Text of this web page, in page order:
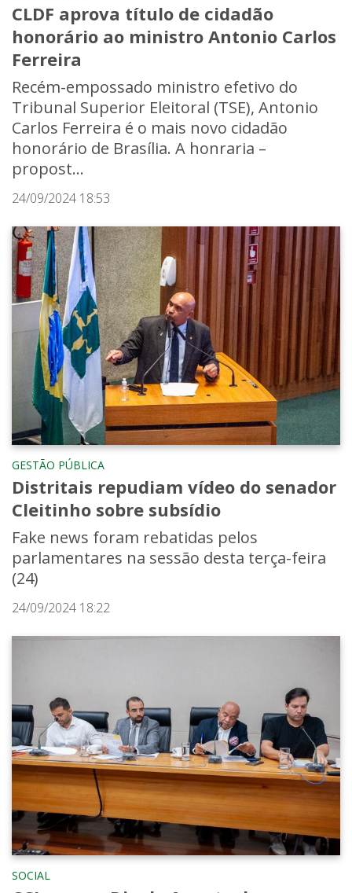
CLDF aprova título de cidadão
honorário ao ministro Antonio Carlos
Ferreira
Recém-empossado ministro efetivo do
Tribunal Superior Eleitoral (TSE), Antonio
Carlos Ferreira é o mais novo cidadão
honorário de Brasília. A honraria –
propost...
24/09/2024 18:53
GESTÃO PÚBLICA
Distritais repudiam vídeo do senador
Cleitinho sobre subsídio
Fake news foram rebatidas pelos
parlamentares na sessão desta terça-feira
(24)
24/09/2024 18:22
SOCIAL